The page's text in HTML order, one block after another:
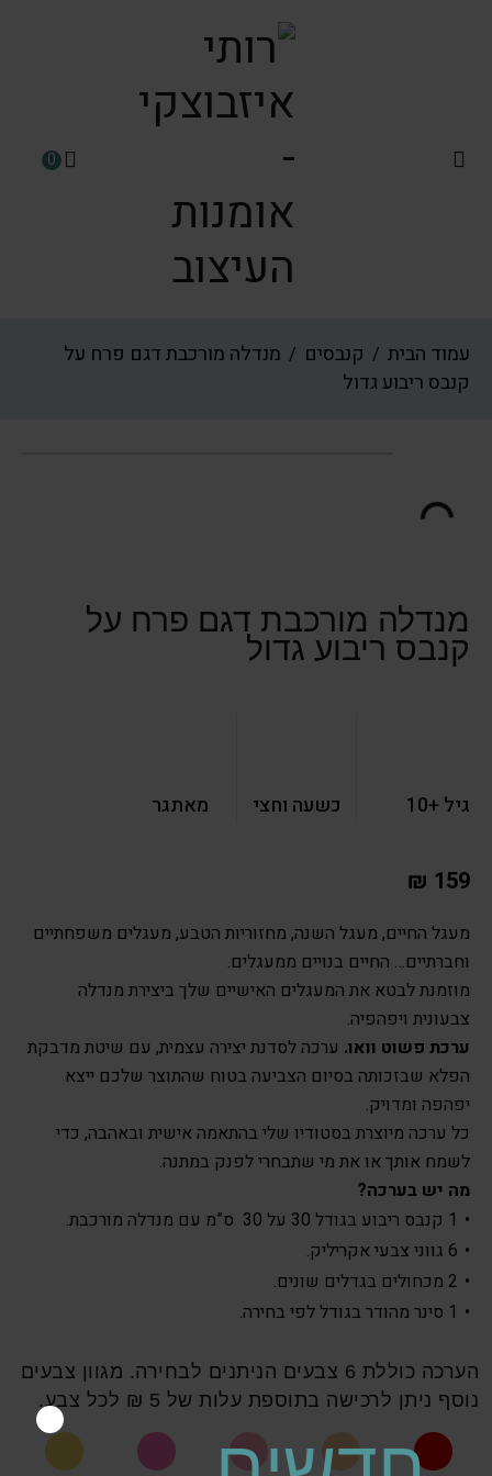
0
עמוד הבית / קנבסים / מנדלה מורכבת דגם פרח על
קנבס ריבוע גדול
מנדלה מורכבת דגם פרח על
קנבס ריבוע גדול
גיל +10 כשעה וחצי מאתגר
₪ 159
מעגל החיים, מעגל השנה, מחזוריות הטבע, מעגלים משפחתיים
וחברתיים… החיים בנויים ממעגלים.
מוזמנת לבטא את המעגלים האישיים שלך ביצירת מנדלה
צבעונית ויפהפיה.
ערכת פשוט וואו. ערכה לסדנת יצירה עצמית, עם שיטת מדבקת
הפלא שבזכותה בסיום הצביעה בטוח שהתוצר שלכם ייצא
יפהפה ומדויק.
כל ערכה מיוצרת בסטודיו שלי בהתאמה אישית ובאהבה, כדי
לשמח אותך או את מי שתבחרי לפנק במתנה.
מה יש בערכה?
1 קנבס ריבוע בגודל 30 על 30 ס”מ עם מנדלה מורכבת.
6 גווני צבעי אקריליק.
2 מכחולים בגדלים שונים.
1 סינר מהודר בגודל לפי בחירה.
הערכה כוללת 6 צבעים הניתנים לבחירה. מגוון צבעים
נוסף ניתן לרכישה בתוספת עלות של 5 ₪ לכל צבע.